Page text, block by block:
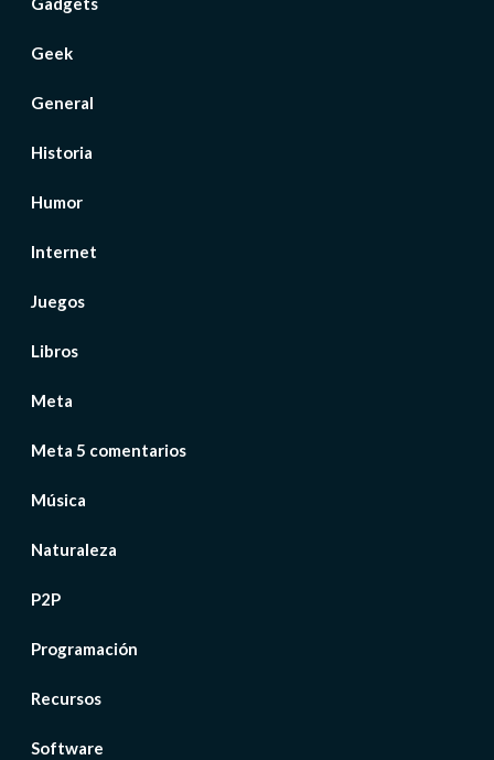
Geek
General
Historia
Humor
Internet
Juegos
Libros
Meta
Meta 5 comentarios
Música
Naturaleza
P2P
Programación
Recursos
Software